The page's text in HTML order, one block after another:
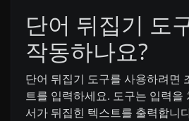
단어 뒤집기 도
작동하나요?
단어 뒤집기 도구를 사용하려면
트를 입력하세요. 도구는 입력을
서가 뒤집힌 텍스트를 출력합니